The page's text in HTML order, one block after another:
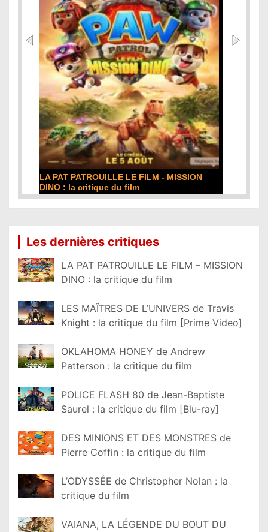
DE LA COMÉDIE-FRANÇAISE : la critique du
film
Les dernières critiques
LA PAT PATROUILLE LE FILM – MISSION
DINO : la critique du film
LES MAÎTRES DE L’UNIVERS de Travis
Knight : la critique du film [Prime Video]
OKLAHOMA HONEY de Andrew
Patterson : la critique du film
POLICE FLASH 80 de Jean-Baptiste
Saurel : la critique du film [Blu-ray]
DES MINIONS ET DES MONSTRES de
Pierre Coffin : la critique du film
L’ODYSSÉE de Christopher Nolan : la
critique du film
VAIANA, LA LÉGENDE DU BOUT DU